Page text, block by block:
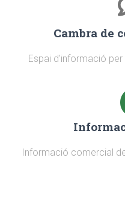
Cambra de
Espai d'informació
Informació comercial